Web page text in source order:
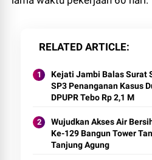
RELATED ARTICLE
Kejati Jambi Balas Surat
SP3 Penanganan Kasus
DPUPR Tebo Rp 2,1 M
Wujudkan Akses Air
Ke-129 Bangun Tower
Tanjung Agung